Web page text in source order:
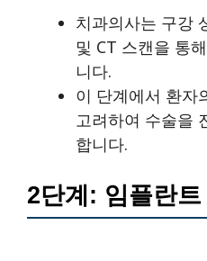
치과의사는 구강
및 CT 스캔을 통
니다.
이 단계에서 환자
고려하여 수술을
합니다.
2단계: 임플란트